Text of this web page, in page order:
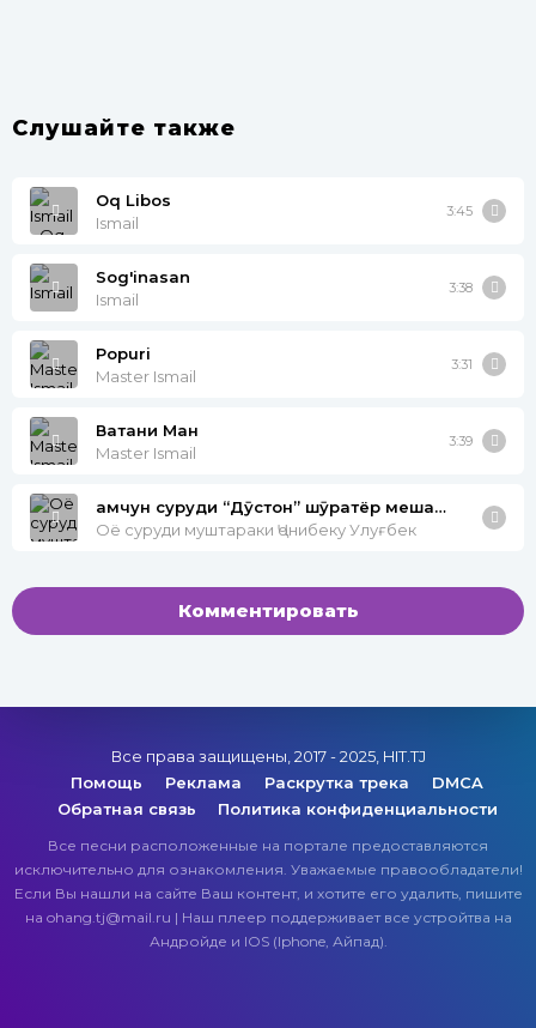
Слушайте также
Oq Libos
Ismail
3:45
Sog'inasan
Ismail
3:38
Popuri
Master Ismail
3:31
Ватани Ман
Master Ismail
3:39
ҳамчун суруди “Дӯстон” шӯҳратёр мешавад?
Оё суруди муштараки Ҷонибеку Улуғбек
Комментировать
Все права защищены, 2017 - 2025, HIT.TJ
Помощь
Реклама Раскрутка трека
DMCA
Обратная связь
Политика конфиденциальности
Все песни расположенные на портале предоставляются
исключительно для ознакомления. Уважаемые правообладатели!
Если Вы нашли на сайте Ваш контент, и хотите его удалить, пишите
на ohang.tj@mail.ru | Наш плеер поддерживает все устройтва на
Андройде и IOS (Iphone, Айпад).